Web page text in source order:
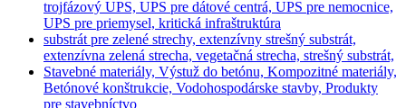
trojfázový UPS, UPS pre dátové centrá, UPS pre nemocnice,
UPS pre priemysel, kritická infraštruktúra
substrát pre zelené strechy, extenzívny strešný substrát,
extenzívna zelená strecha, vegetačná strecha, strešný substrát,
Stavebné materiály, Výstuž do betónu, Kompozitné materiály,
Betónové konštrukcie, Vodohospodárske stavby, Produkty
pre stavebníctvo